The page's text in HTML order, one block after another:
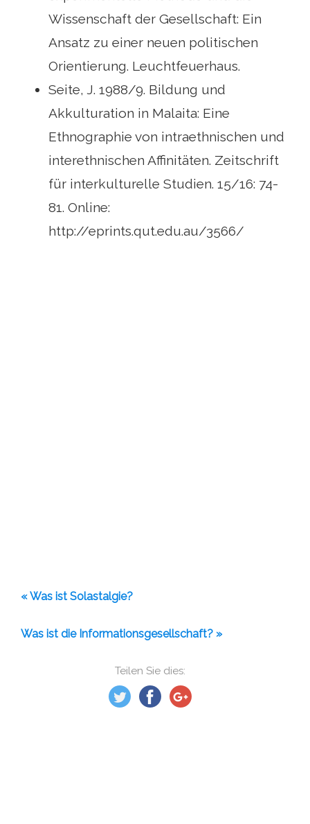
Teilen Sie dies:
Wissenschaft der Gesellschaft: Ein
Ansatz zu einer neuen politischen
Orientierung. Leuchtfeuerhaus.
Seite, J. 1988/9. Bildung und
Akkulturation in Malaita: Eine
Ethnographie von intraethnischen und
interethnischen Affinitäten. Zeitschrift
für interkulturelle Studien. 15/16: 74-
81. Online:
http://eprints.qut.edu.au/3566/
« Was ist Solastalgie?
Was ist die Informationsgesellschaft? »